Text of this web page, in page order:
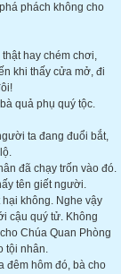
phách không cho
hay chém chơi,
khi thấy cửa mở, đi
quả phụ quý tộc.
ta đang đuổi bắt,
đã chạy trốn vào đó.
tên giết người.
không. Nghe vậy
cậu quý tử. Không
Chúa Quan Phòng
tội nhân.
đêm hôm đó, bà cho